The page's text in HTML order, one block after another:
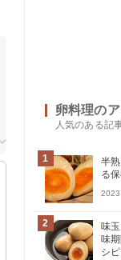
卵料理の
人気のある記
1
半
る
2
味
味
シピ